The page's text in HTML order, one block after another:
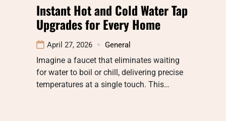
Instant Hot and Cold Water Tap
Upgrades for Every Home
April 27, 2026 General
Imagine a faucet that eliminates waiting
for water to boil or chill, delivering precise
temperatures at a single touch. This…